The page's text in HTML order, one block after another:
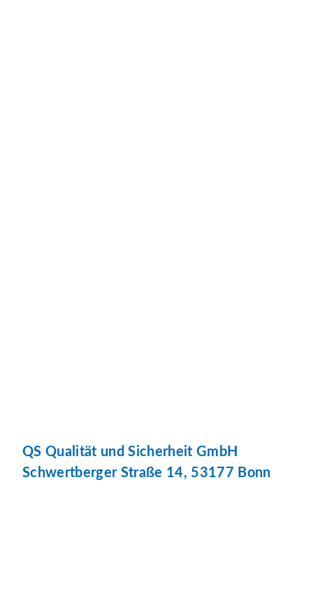
QS Qualität und Sicherheit GmbH
Schwertberger Straße 14, 53177 Bonn